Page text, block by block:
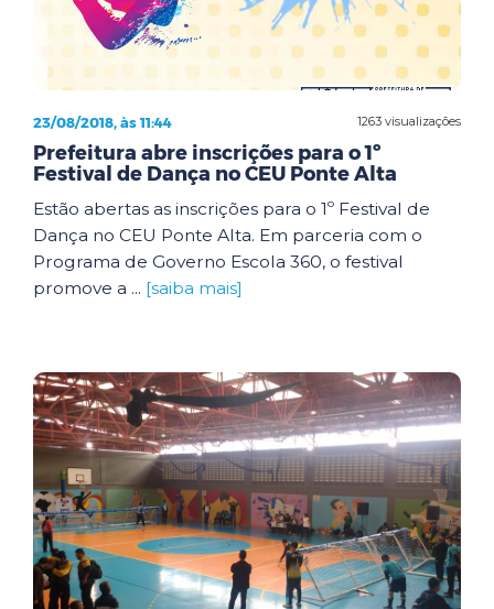
1263 visualizações
23/08/2018, às 11:44
Prefeitura abre inscrições para o 1º
Festival de Dança no CEU Ponte Alta
Estão abertas as inscrições para o 1º Festival de
Dança no CEU Ponte Alta. Em parceria com o
Programa de Governo Escola 360, o festival
promove a ... [saiba mais]